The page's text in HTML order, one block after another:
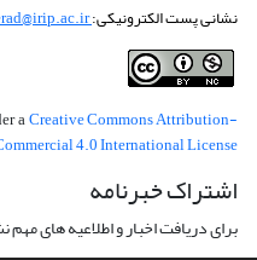
نشانی پست الکترونیکی:javidankherad@irip.ac.ir
a Creative Commons Attribution-
4.0 International License
اشتراک خبرنامه
برای دریافت اخبار و اطلاعیه های